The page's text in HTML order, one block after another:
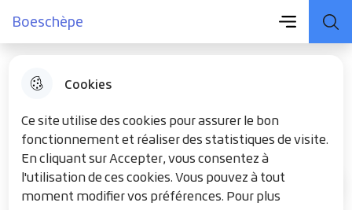
Cookies
Ce site utilise des cookies pour assurer le bon
fonctionnement et réaliser des statistiques de visite.
En cliquant sur Accepter, vous consentez à
l'utilisation de ces cookies. Vous pouvez à tout
moment modifier vos préférences. Pour plus
Aller
au
menu recherche principal
Consulter
le plan du
site
BoeschèpeBoeschèpe Menu
DÉMARCHES
Accueil MON QUOTIDIEN